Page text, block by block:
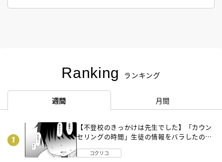
Ranking ランキング
週間 月間
【不登校のきっかけは先生でした】「カウン
セリングの時間」生徒の情報をバラしたの
コクリコ